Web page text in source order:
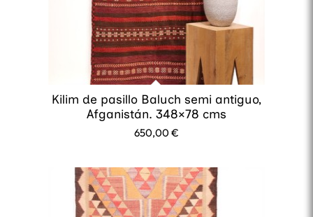
Kilim de pasillo Baluch semi antiguo,
Afganistán. 348×78 cms
650,00€